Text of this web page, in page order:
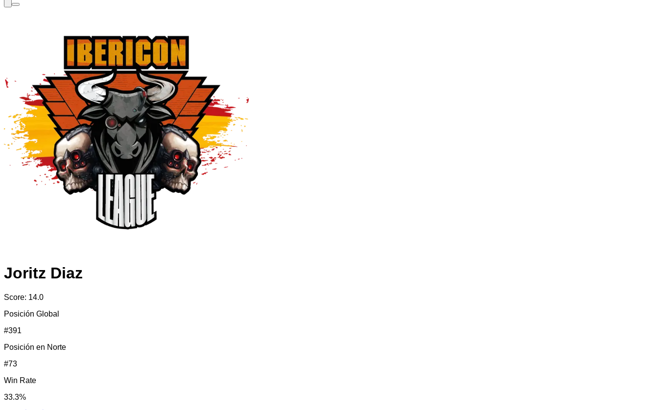
Joritz Diaz
Score: 14.0
Posición Global
#391
Posición en Norte
#73
Win Rate
33.3%